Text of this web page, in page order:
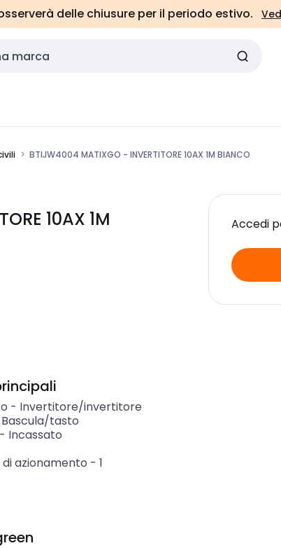
delle chiusure per il periodo estivo.
BTIJW4004 MATIXGO - INVERTITORE 10AX 1M BIANCO
10AX 1M
Accedi
- Invertitore/invertitore
Bascula/tasto
- Incassato
azionamento - 1